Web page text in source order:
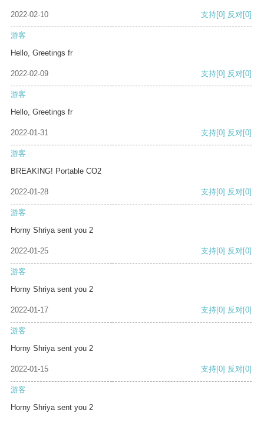
2022-02-10 支持[0] 反对[0]
游客
Hello, Greetings fr
2022-02-09 支持[0] 反对[0]
游客
Hello, Greetings fr
2022-01-31 支持[0] 反对[0]
游客
BREAKING! Portable CO2
2022-01-28 支持[0] 反对[0]
游客
Horny Shriya sent you 2
2022-01-25 支持[0] 反对[0]
游客
Horny Shriya sent you 2
2022-01-17 支持[0] 反对[0]
游客
Horny Shriya sent you 2
2022-01-15 支持[0] 反对[0]
游客
Horny Shriya sent you 2